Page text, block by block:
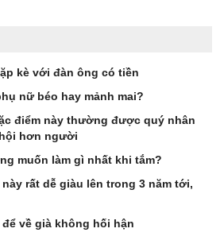
kè với đàn ông có tiền
nữ béo hay mảnh mai?
điểm này thường được quý nhân
hơn người
muốn làm gì nhất khi tắm?
rất dễ giàu lên trong 3 năm tới,
về già không hối hận